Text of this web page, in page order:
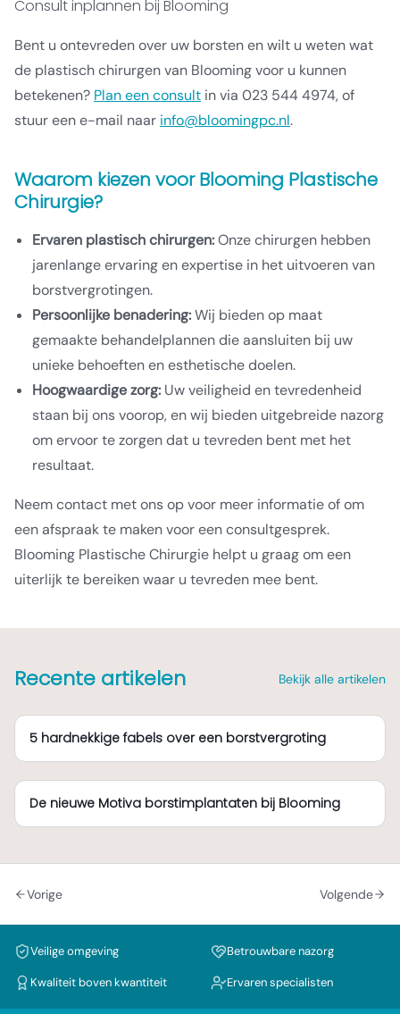
Consult inplannen bij Blooming
Bent u ontevreden over uw borsten en wilt u weten wat
de plastisch chirurgen van Blooming voor u kunnen
betekenen? Plan een consult in via 023 544 4974, of
stuur een e-mail naar info@bloomingpc.nl.
Waarom kiezen voor Blooming Plastische
Chirurgie?
Ervaren plastisch chirurgen:Onze chirurgen hebben
jarenlange ervaring en expertise in het uitvoeren van
borstvergrotingen.
Persoonlijke benadering:Wij bieden op maat
gemaakte behandelplannen die aansluiten bij uw
unieke behoeften en esthetische doelen.
Hoogwaardige zorg: Uw veiligheid en tevredenheid
staan bij ons voorop, en wij bieden uitgebreide nazorg
om ervoor te zorgen dat u tevreden bent met het
resultaat.
Neem contact met ons op voor meer informatie of om
een afspraak te maken voor een consultgesprek.
Blooming Plastische Chirurgie helpt u graag om een
uiterlijk te bereiken waar u tevreden mee bent.
Recente artikelen Bekijk alle artikelen
5 hardnekkige fabels over een borstvergroting
De nieuwe Motiva borstimplantaten bij Blooming
Vorige Volgende
Veilige omgeving Betrouwbare nazorg
Kwaliteit boven kwantiteit Ervaren specialisten